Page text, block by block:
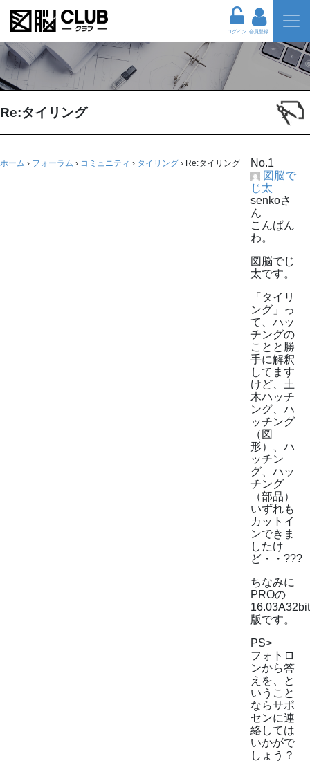
ログイン 会員登録
Re:タイリング
ホーム › フォーラム › コミュニティ › タイリング › Re:タイリング
No.1
図脳で
じ太
senkoさ
ん
こんばん
わ。
図脳でじ
太です。
「タイリ
ング」っ
て、ハッ
チングの
ことと勝
手に解釈
してます
けど、土
木ハッチ
ング、ハ
ッチング
（図
形）、ハ
ッチン
グ、ハッ
チング
（部品）
いずれも
カットイ
ンできま
したけ
ど・・???
ちなみに
PROの
16.03A32bit
版です。
PS>
フォトロ
ンから答
えを、と
いうこと
ならサポ
センに連
絡しては
いかがで
しょう？